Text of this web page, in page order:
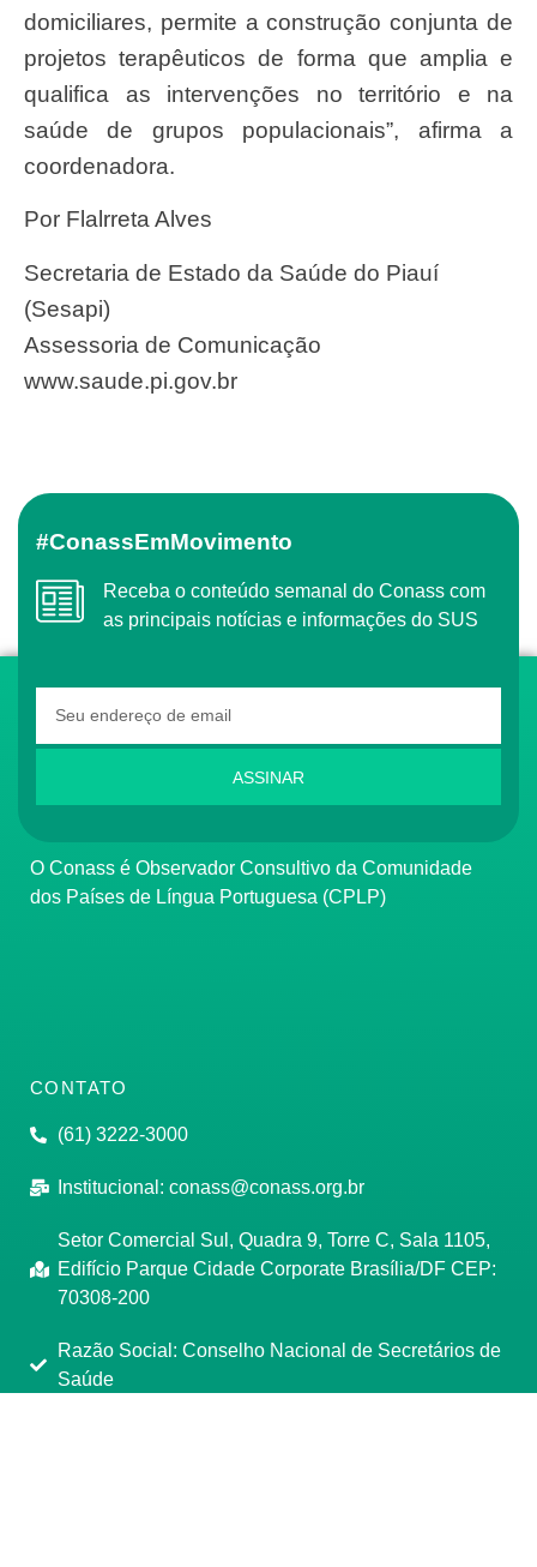
domiciliares, permite a construção conjunta de
projetos terapêuticos de forma que amplia e
qualifica as intervenções no território e na
saúde de grupos populacionais”, afirma a
coordenadora.
Por Flalrreta Alves
Secretaria de Estado da Saúde do Piauí
(Sesapi)
Assessoria de Comunicação
www.saude.pi.gov.br
#ConassEmMovimento
Receba o conteúdo semanal do Conass com
as principais notícias e informações do SUS
ASSINAR
O Conass é Observador Consultivo da Comunidade
dos Países de Língua Portuguesa (CPLP)
CONTATO
(61) 3222-3000
Institucional: conass@conass.org.br
Setor Comercial Sul, Quadra 9, Torre C, Sala 1105,
Edifício Parque Cidade Corporate Brasília/DF CEP:
70308-200
Razão Social: Conselho Nacional de Secretários de
Saúde